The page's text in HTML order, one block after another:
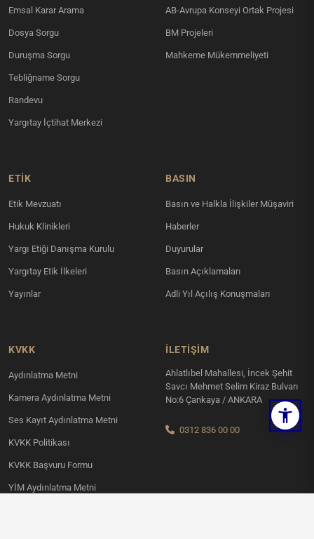
Emsal Karar Arama
Dosya Sorgu
Duruşma Sorgu
Tebliğname Sorgu
Randevu
Yargıtay İçtihat Merkezi
AB-Avrupa Konseyi Ortak Projesi
BM Projeleri
Mahkeme Mükemmeliyeti
ETİK
Etik Mevzuatı
Hukuk Klinikleri
Yargı Etiği Danışma Kurulu
Yargıtay Etik İlkeleri
Yayınlar
BASIN
Basın ve Halkla İlişkiler Müşaviri
Haberler
Duyurular
Basın Açıklamaları
Adli Yıl Açılış Konuşmaları
KVKK
Aydınlatma Metni
Kamera Aydınlatma Metni
Ses Kayıt Aydınlatma Metni
KVKK Politikası
KVKK Başvuru Formu
YİM Aydınlatma Metni
İLETIŞIM
Ahlatlıbel Mahallesi, İncek Şehit
Savcı Mehmet Selim Kiraz Bulvarı
No:6 Çankaya / ANKARA
0312 836 00 00